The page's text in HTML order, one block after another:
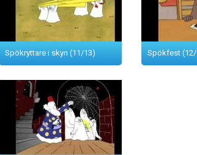
Spökryttare i skyn (11/13) Spökfest